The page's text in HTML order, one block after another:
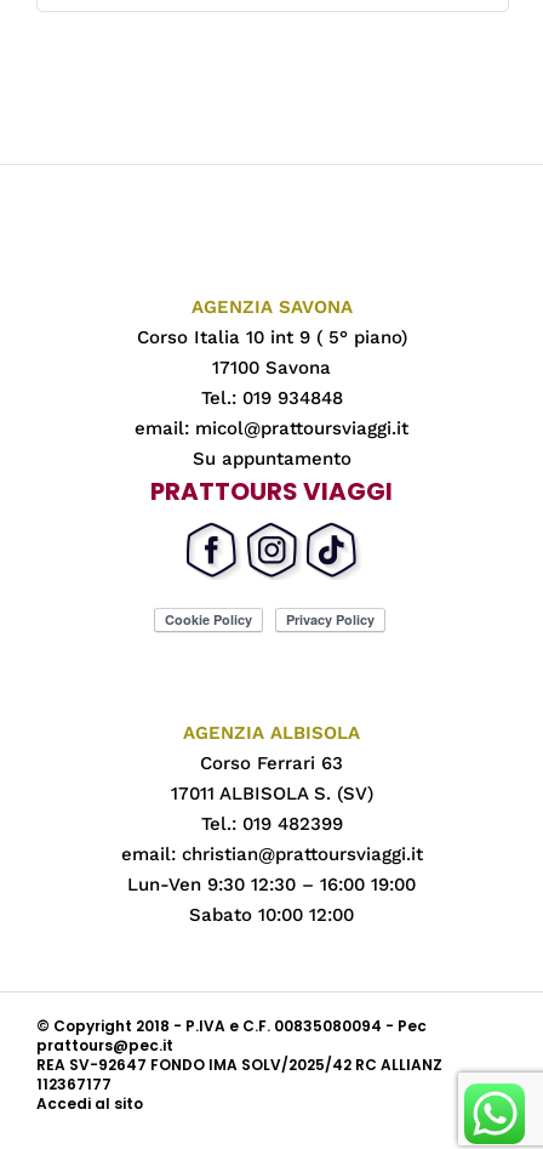
AGENZIA SAVONA
Corso Italia 10 int 9 ( 5° piano)
17100 Savona
Tel.: 019 934848
email: micol@prattoursviaggi.it
Su appuntamento
PRATTOURS VIAGGI
AGENZIA ALBISOLA
Corso Ferrari 63
17011 ALBISOLA S. (SV)
Tel.: 019 482399
email: christian@prattoursviaggi.it
Lun-Ven 9:30 12:30 – 16:00 19:00
Sabato 10:00 12:00
© Copyright 2018 - P.IVA e C.F. 00835080094 - Pec
prattours@pec.it
REA SV-92647 FONDO IMA SOLV/2025/42 RC ALLIANZ
112367177
Accedi al sito